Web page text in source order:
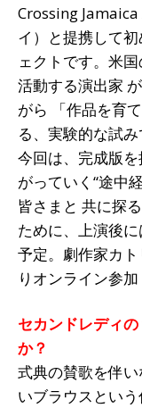
Crossing Jamaica
イ）と提携して
ェクトです。米
活動する演出家
がら 「作品を育
る、実験的な試み
今回は、完成版
がっていく“途中
皆さまと 共に探
ために、上演後
予定。劇作家カ
りオンライン参加
セカンドレディ
か？
式典の賛歌を伴
いブラウスとい